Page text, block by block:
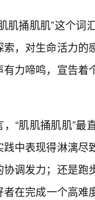
肌捅肌肌”这个
，对生命活力
力啼鸣，宣告
“肌肌捅肌肌”
中表现得淋漓
调发力；还是
者在完成一个高